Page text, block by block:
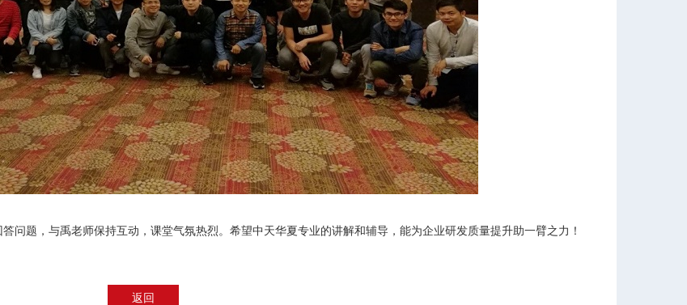
问题，与禹老师保持互动，课堂气氛热烈。希望中天华夏专业的讲解和辅导，能为企业研发质量提升助一臂之力！
返回